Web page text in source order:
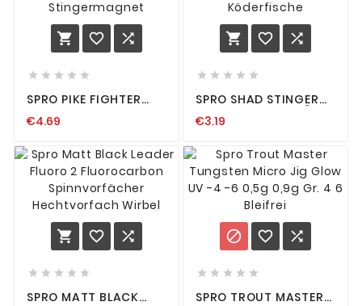
  
    
SPRO PIKE FIGHTER
STINGER KEEPER 4ER
STINGERMAGNET
€4.69
  
    
SPRO SHAD STINGER
SPIKE 25MM 20 STÜCK
FÜR GUMMIFISCHE
€3.19
  
    
SPRO MATT BLACK
  
    
SPRO TROUT MASTER